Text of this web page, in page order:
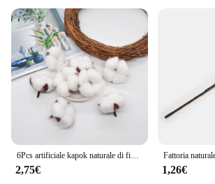
2,75€ 1,26€